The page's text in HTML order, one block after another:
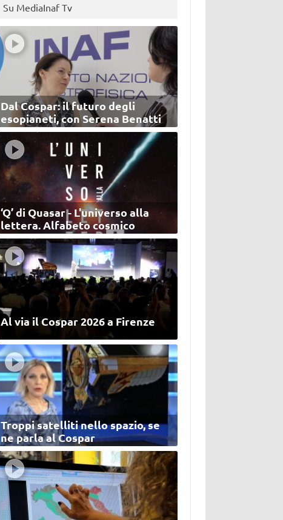
Su MediaInaf Tv
Dal Cospar: il futuro degli
esopianeti, con Serena Benatti
‘Q’ di Quasar - L'universo alla
lettera. Alfabeto cosmico
Al via il Cospar 2026 a Firenze
Troppi satelliti nello spazio, se
ne parla al Cospar